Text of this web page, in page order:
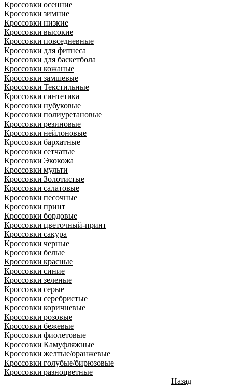
Кроссовки осенние
Кроссовки зимние
Кроссовки низкие
Кроссовки высокие
Кроссовки повседневные
Кроссовки для фитнеса
Кроссовки для баскетбола
Кроссовки кожаные
Кроссовки замшевые
Кроссовки Текстильные
Кроссовки синтетика
Кроссовки нубуковые
Кроссовки полиуретановые
Кроссовки резиновые
Кроссовки нейлоновые
Кроссовки бархатные
Кроссовки сетчатые
Кроссовки Экокожа
Кроссовки мульти
Кроссовки Золотистые
Кроссовки салатовые
Кроссовки песочные
Кроссовки принт
Кроссовки бордовые
Кроссовки цветочный-принт
Кроссовки сакура
Кроссовки черные
Кроссовки белые
Кроссовки красные
Кроссовки синие
Кроссовки зеленые
Кроссовки серые
Кроссовки серебристые
Кроссовки коричневые
Кроссовки розовые
Кроссовки бежевые
Кроссовки фиолетовые
Кроссовки Камуфляжные
Кроссовки желтые/оранжевые
Кроссовки голубые/бирюзовые
Кроссовки разноцветные
Назад